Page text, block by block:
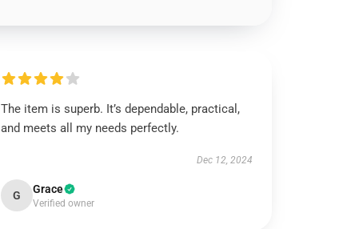
The item is superb. It’s dependable, practical,
and meets all my needs perfectly.
Dec 12, 2024
G Grace
Verified owner